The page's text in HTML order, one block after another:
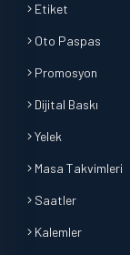
Etiket
Oto Paspas
Promosyon
Dijital Baskı
Yelek
Masa Takvimleri
Saatler
Kalemler